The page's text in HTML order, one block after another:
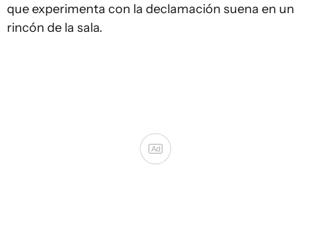
que experimenta con la declamación suena en un
rincón de la sala.
Ad